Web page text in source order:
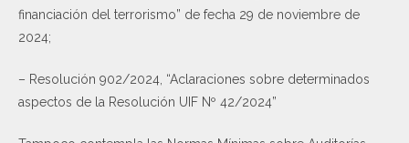
financiación del terrorismo” de fecha 29 de noviembre de
2024;
– Resolución 902/2024, “Aclaraciones sobre determinados
aspectos de la Resolución UIF Nº 42/2024”